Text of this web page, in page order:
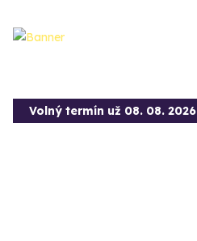
Volný termín už 08. 08. 2026